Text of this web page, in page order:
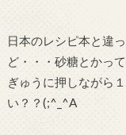
日本のレシピ本と違
ど・・・砂糖とかっ
ぎゅうに押しながら
い？？(;^_^A